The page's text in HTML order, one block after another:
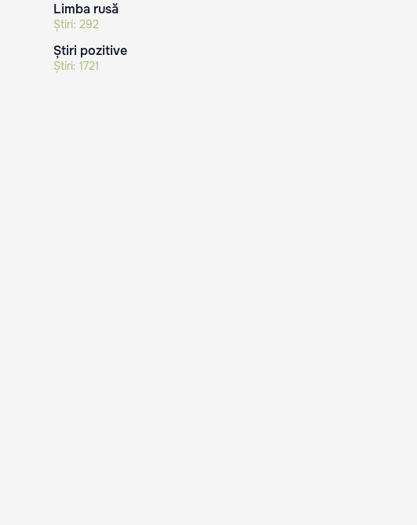
Limba rusă
Știri: 292
Știri pozitive
Știri: 1721